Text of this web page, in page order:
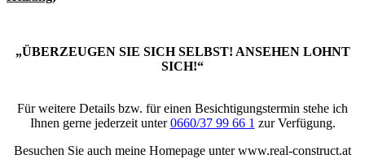
„ÜBERZEUGEN SIE SICH SELBST! ANSEHEN LOHNT
SICH!“
Für weitere Details bzw. für einen Besichtigungstermin stehe ich
Ihnen gerne jederzeit unter0660/37 99 66 1 zur Verfügung.
Besuchen Sie auch meine Homepage unter www.real-construct.at